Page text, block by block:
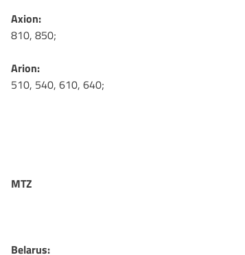
Axion:
810, 850;
Arion:
510, 540, 610, 640;
MTZ
Belarus: